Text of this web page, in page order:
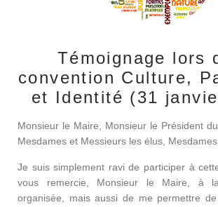
Témoignage lors
convention Culture,
et Identité (31
Monsieur le Maire, Monsieur le Président
Mesdames et Messieurs les élus,
Je suis simplement ravi de participer à
vous remercie, Monsieur le Maire, à
organisée, mais aussi de me permettre